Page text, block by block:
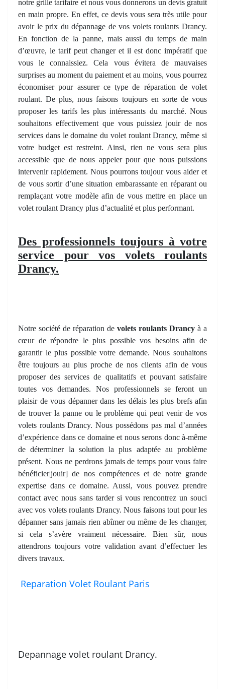
notre grille tarifaire et nous vous donnerons un devis gratuit
en main propre. En effet, ce devis vous sera très utile pour
avoir le prix du dépannage de vos volets roulants Drancy.
En fonction de la panne, mais aussi du temps de main
d’œuvre, le tarif peut changer et il est donc impératif que
vous le connaissiez. Cela vous évitera de mauvaises
surprises au moment du paiement et au moins, vous pourrez
économiser pour assurer ce type de réparation de volet
roulant. De plus, nous faisons toujours en sorte de vous
proposer les tarifs les plus intéressants du marché. Nous
souhaitons effectivement que vous puissiez jouir de nos
services dans le domaine du volet roulant Drancy, même si
votre budget est restreint. Ainsi, rien ne vous sera plus
accessible que de nous appeler pour que nous puissions
intervenir rapidement. Nous pourrons toujour vous aider et
de vous sortir d’une situation embarassante en réparant ou
remplaçant votre modèle afin de vous mettre en place un
volet roulant Drancy plus d’actualité et plus performant.
Des professionnels toujours à votre
service pour vos volets roulants
Drancy.
Notre société de réparation de volets roulants Drancy à a
cœur de répondre le plus possible vos besoins afin de
garantir le plus possible votre demande. Nous souhaitons
être toujours au plus proche de nos clients afin de vous
proposer des services de qualitatifs et pouvant satisfaire
toutes vos demandes. Nos professionnels se feront un
plaisir de vous dépanner dans les délais les plus brefs afin
de trouver la panne ou le problème qui peut venir de vos
volets roulants Drancy. Nous possédons pas mal d’années
d’expérience dans ce domaine et nous serons donc à-même
de déterminer la solution la plus adaptée au problème
présent. Nous ne perdrons jamais de temps pour vous faire
bénéficier|jouir] de nos compétences et de notre grande
expertise dans ce domaine. Aussi, vous pouvez prendre
contact avec nous sans tarder si vous rencontrez un souci
avec vos volets roulants Drancy. Nous faisons tout pour les
dépanner sans jamais rien abîmer ou même de les changer,
si cela s’avère vraiment nécessaire. Bien sûr, nous
attendrons toujours votre validation avant d’effectuer les
divers travaux.
Reparation Volet Roulant Paris
Depannage volet roulant Drancy.